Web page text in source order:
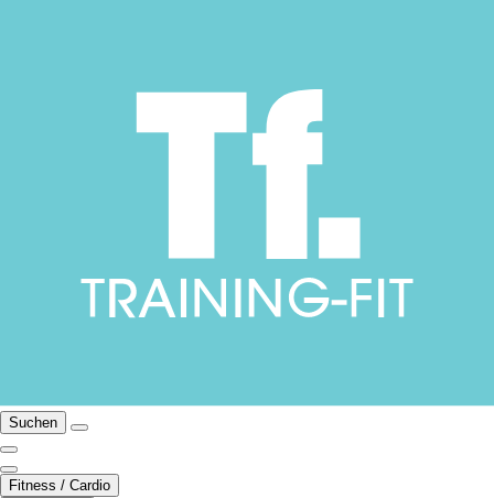
Suchen
Fitness / Cardio